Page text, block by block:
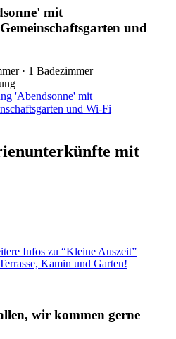
mit
und
· 1 Badezimmer
'Abendsonne' mit
und Wi-Fi
mit
Infos zu “Kleine Auszeit”
Kamin und Garten!
wir kommen gerne